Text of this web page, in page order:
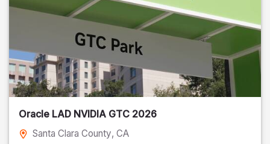
Oracle LAD NVIDIA GTC 2026
Santa Clara County, CA